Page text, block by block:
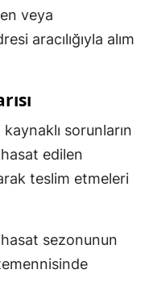
veya
aracılığıyla alım
sorunların
edilen
teslim etmeleri
sezonunun